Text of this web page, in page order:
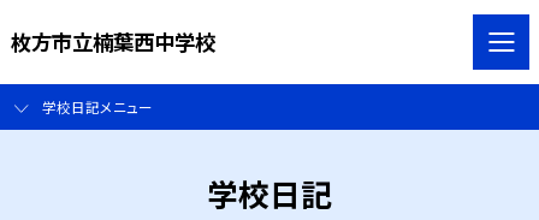
枚方市立楠葉西中学校
学校日記メニュー
学校日記